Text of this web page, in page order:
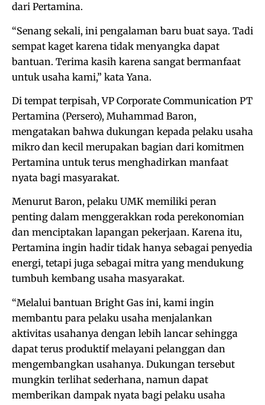
dari Pertamina.
“Senang sekali, ini pengalaman baru buat saya. Tadi
sempat kaget karena tidak menyangka dapat
bantuan. Terima kasih karena sangat bermanfaat
untuk usaha kami,” kata Yana.
Di tempat terpisah, VP Corporate Communication PT
Pertamina (Persero), Muhammad Baron,
mengatakan bahwa dukungan kepada pelaku usaha
mikro dan kecil merupakan bagian dari komitmen
Pertamina untuk terus menghadirkan manfaat
nyata bagi masyarakat.
Menurut Baron, pelaku UMK memiliki peran
penting dalam menggerakkan roda perekonomian
dan menciptakan lapangan pekerjaan. Karena itu,
Pertamina ingin hadir tidak hanya sebagai penyedia
energi, tetapi juga sebagai mitra yang mendukung
tumbuh kembang usaha masyarakat.
“Melalui bantuan Bright Gas ini, kami ingin
membantu para pelaku usaha menjalankan
aktivitas usahanya dengan lebih lancar sehingga
dapat terus produktif melayani pelanggan dan
mengembangkan usahanya. Dukungan tersebut
mungkin terlihat sederhana, namun dapat
memberikan dampak nyata bagi pelaku usaha